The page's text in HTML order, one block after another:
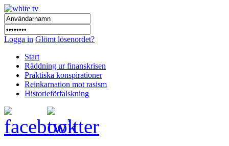
Logga in Glömt lösenordet?
Start
Räddning ur finanskrisen
Praktiska konspirationer
Reinkarnation mot rasism
Historieförfalskning